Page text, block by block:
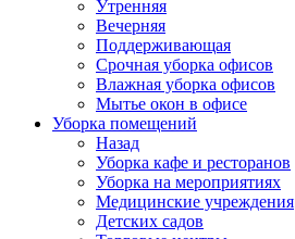
Утренняя
Вечерняя
Поддерживающая
Срочная уборка офисов
Влажная уборка офисов
Мытье окон в офисе
Уборка помещений
Назад
Уборка кафе и ресторанов
Уборка на мероприятиях
Медицинские учреждения
Детских садов